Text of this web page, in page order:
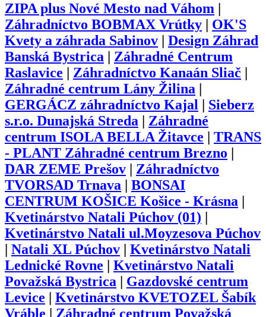
ZIPA plus Nové Mesto nad Váhom
Záhradníctvo BOBMAX Vrútky
OK'S
Kvety a záhrada Sabinov
Design Záhrad
Banská Bystrica
Záhradné Centrum
Raslavice
Záhradníctvo Kanaán Sliač
Záhradné centrum Lány Žilina
GERGÁCZ záhradníctvo Kajal
Sieberz
s.r.o. Dunajská Streda
Záhradné
centrum ISOLA BELLA Žitavce
TRANS
- PLANT Záhradné centrum Brezno
DAR ZEME Prešov
Záhradníctvo
TVORSAD Trnava
BONSAI
CENTRUM KOŠICE Košice - Krásna
Kvetinárstvo Natali Púchov (01)
Kvetinárstvo Natali ul.Moyzesova Púchov
Natali XL Púchov
Kvetinárstvo Natali
Lednické Rovne
Kvetinárstvo Natali
Považská Bystrica
Gazdovské centrum
Levice
Kvetinárstvo KVETOZEL Šabík
Vráble
Záhradné centrum Považská